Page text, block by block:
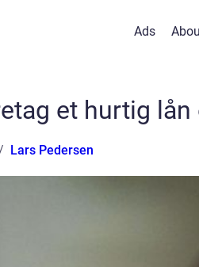
Ads
et hurtig
Lars Pedersen